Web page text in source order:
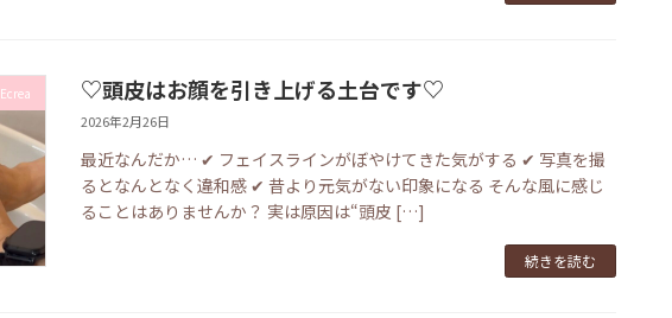
Ecrea ♡頭皮はお顔を引き上げる土台です♡
2026年2月26日
最近なんだか… ✔ フェイスラインがぼやけてきた気がする ✔ 写真を撮
るとなんとなく違和感 ✔ 昔より元気がない印象になる そんな風に感じ
ることはありませんか？ 実は原因は“頭皮 […]
続きを読む